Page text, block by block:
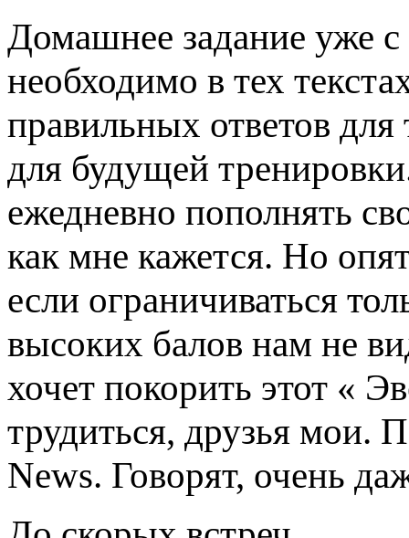
Домашнее задание уже с
необходимо в тех
правильных ответов для
для будущей
ежедневно пополнять
как мне кажется. Но
если ограничиваться
высоких балов нам не
хочет покорить этот «
трудиться, друзья мои.
News. Говорят, очень